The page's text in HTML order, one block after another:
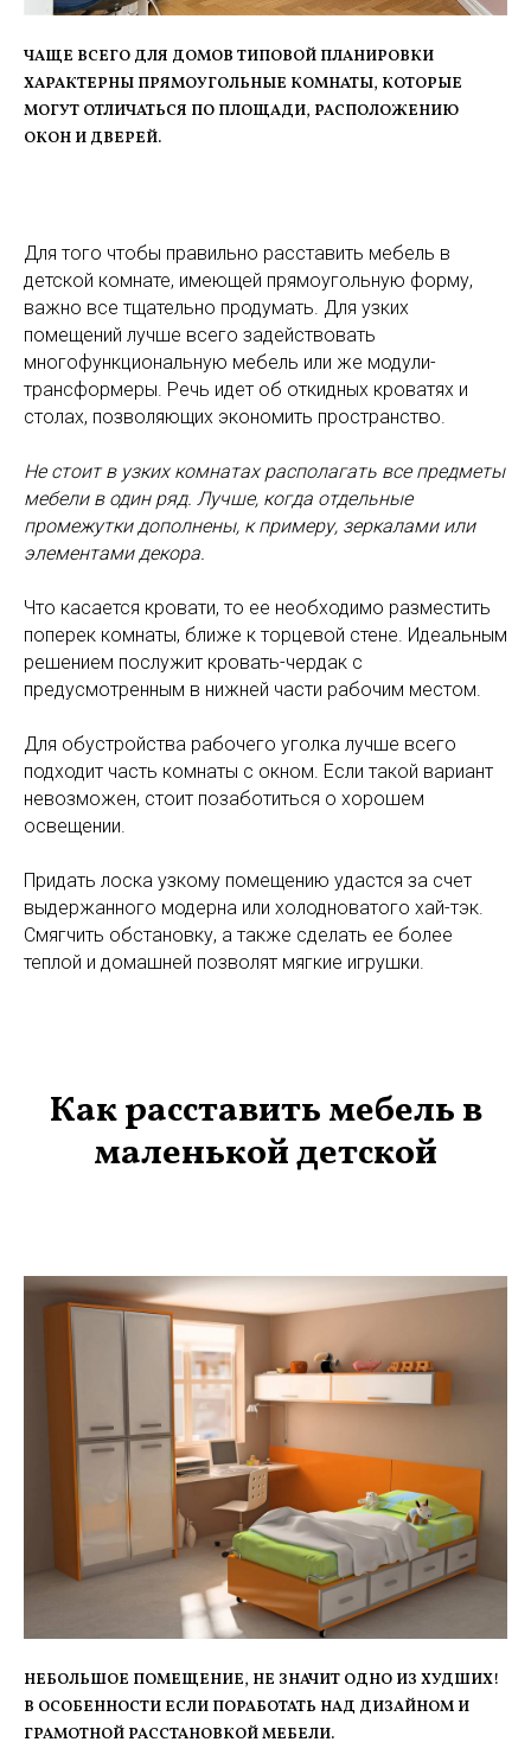
ЧАЩЕ ВСЕГО ДЛЯ ДОМОВ ТИПОВОЙ ПЛАНИРОВКИ
ХАРАКТЕРНЫ ПРЯМОУГОЛЬНЫЕ КОМНАТЫ, КОТОРЫЕ
МОГУТ ОТЛИЧАТЬСЯ ПО ПЛОЩАДИ, РАСПОЛОЖЕНИЮ
ОКОН И ДВЕРЕЙ.
Для того чтобы правильно расставить мебель в
детской комнате, имеющей прямоугольную форму,
важно все тщательно продумать. Для узких
помещений лучше всего задействовать
многофункциональную мебель или же модули-
трансформеры. Речь идет об откидных кроватях и
столах, позволяющих экономить пространство.
Не стоит в узких комнатах располагать все предметы
мебели в один ряд. Лучше, когда отдельные
промежутки дополнены, к примеру, зеркалами или
элементами декора.
Что касается кровати, то ее необходимо разместить
поперек комнаты, ближе к торцевой стене. Идеальным
решением послужит кровать-чердак с
предусмотренным в нижней части рабочим местом.
Для обустройства рабочего уголка лучше всего
подходит часть комнаты с окном. Если такой вариант
невозможен, стоит позаботиться о хорошем
освещении.
Придать лоска узкому помещению удастся за счет
выдержанного модерна или холодноватого хай-тэк.
Смягчить обстановку, а также сделать ее более
теплой и домашней позволят мягкие игрушки.
Как расставить мебель в
маленькой детской
НЕБОЛЬШОЕ ПОМЕЩЕНИЕ, НЕ ЗНАЧИТ ОДНО ИЗ ХУДШИХ!
В ОСОБЕННОСТИ ЕСЛИ ПОРАБОТАТЬ НАД ДИЗАЙНОМ И
ГРАМОТНОЙ РАССТАНОВКОЙ МЕБЕЛИ.